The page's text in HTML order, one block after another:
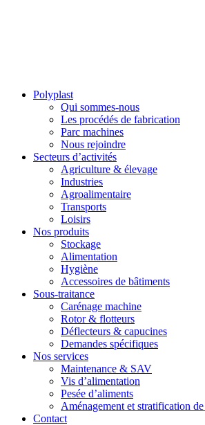
Polyplast
Qui sommes-nous
Les procédés de fabrication
Parc machines
Nous rejoindre
Secteurs d’activités
Agriculture & élevage
Industries
Agroalimentaire
Transports
Loisirs
Nos produits
Stockage
Alimentation
Hygiène
Accessoires de bâtiments
Sous-traitance
Carénage machine
Rotor & flotteurs
Déflecteurs & capucines
Demandes spécifiques
Nos services
Maintenance & SAV
Vis d’alimentation
Pesée d’aliments
Aménagement et stratification
Contact